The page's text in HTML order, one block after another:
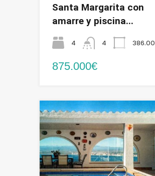
Santa Margarita con
amarre y piscina...
4 4 386.00
875.000€